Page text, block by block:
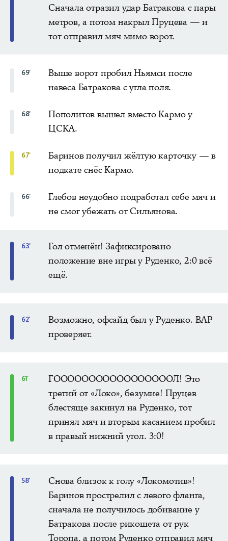
Сначала отразил удар Батракова с пары
метров, а потом накрыл Пруцева — и
тот отправил мяч мимо ворот.
69'
Выше ворот пробил Ньямси после
навеса Батракова с угла поля.
68'
Пополитов вышел вместо Кармо у
ЦСКА.
67'
Баринов получил жёлтую карточку — в
подкате снёс Кармо.
66'
Глебов неудобно подработал себе мяч и
не смог убежать от Сильянова.
63'
Гол отменён! Зафиксировано
положение вне игры у Руденко, 2:0 всё
ещё.
62'
Возможно, офсайд был у Руденко. ВАР
проверяет.
61'
ГОООООООООООООООООЛ! Это
третий от «Локо», безумие! Пруцев
блестяще закинул на Руденко, тот
принял мяч и вторым касанием пробил
в правый нижний угол. 3:0!
58'
Снова близок к голу «Локомотив»!
Баринов прострелил с левого фланга,
сначала не получилось добивание у
Батракова после рикошета от рук
Торопа, а потом Руденко отправил мяч